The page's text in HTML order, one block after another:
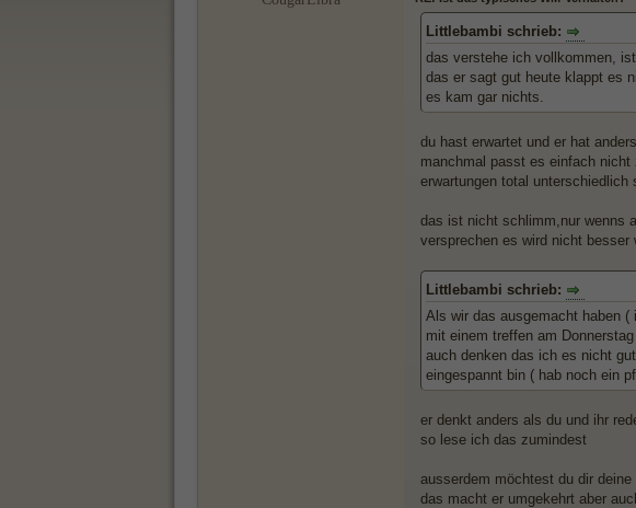
Littlebambi schrieb:
das verstehe ich vollkommen,
das er sagt gut heute klappt es
es kam gar nichts.
du hast erwartet und er hat
manchmal passt es einfach
erwartungen total unterschiedlich
das ist nicht schlimm,nur wenns
versprechen es wird nicht besser
Littlebambi schrieb:
Als wir das ausgemacht haben
mit einem treffen am
auch denken das ich es nicht
eingespannt bin ( hab noch ein
er denkt anders als du und ihr
so lese ich das zumindest
ausserdem möchtest du dir
das macht er umgekehrt aber